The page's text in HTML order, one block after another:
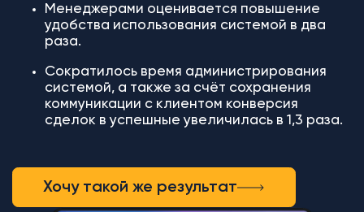
Менеджерами оценивается повышение
удобства использования системой в два
раза.
Сократилось время администрирования
системой, а также за счёт сохранения
коммуникации с клиентом конверсия
сделок в успешные увеличилась в 1,3 раза.
Хочу такой же результат